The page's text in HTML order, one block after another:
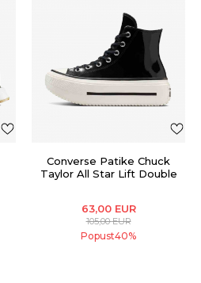
Converse Patike Chuck
Taylor All Star Lift Double
63,00 EUR
105,00EUR
Popust40%